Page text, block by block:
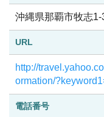
沖縄県那覇市牧志1-
URL
http://
ormation/
電話番号